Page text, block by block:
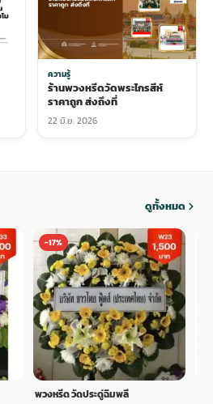
ความรู้
ร้านพวงหรีดวัดพระไกรสีห์
ราคาถูก ส่งถึงที่
22 มิ.ย. 2026
ดูทั้งหมด
-17%
พวงหรีด วัดประดู่ฉิมพลี